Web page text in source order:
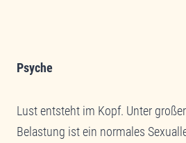
Psyche
Lust entsteht im Kopf. Unter
Belastung ist ein normales